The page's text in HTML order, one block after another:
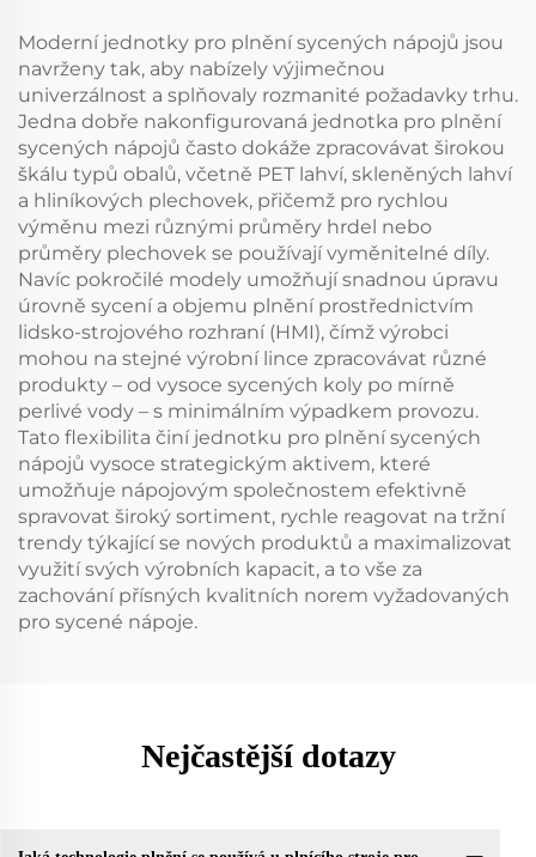
Moderní jednotky pro plnění sycených nápojů jsou
navrženy tak, aby nabízely výjimečnou
univerzálnost a splňovaly rozmanité požadavky trhu.
Jedna dobře nakonfigurovaná jednotka pro plnění
sycených nápojů často dokáže zpracovávat širokou
škálu typů obalů, včetně PET lahví, skleněných lahví
a hliníkových plechovek, přičemž pro rychlou
výměnu mezi různými průměry hrdel nebo
průměry plechovek se používají vyměnitelné díly.
Navíc pokročilé modely umožňují snadnou úpravu
úrovně sycení a objemu plnění prostřednictvím
lidsko-strojového rozhraní (HMI), čímž výrobci
mohou na stejné výrobní lince zpracovávat různé
produkty – od vysoce sycených koly po mírně
perlivé vody – s minimálním výpadkem provozu.
Tato flexibilita činí jednotku pro plnění sycených
nápojů vysoce strategickým aktivem, které
umožňuje nápojovým společnostem efektivně
spravovat široký sortiment, rychle reagovat na tržní
trendy týkající se nových produktů a maximalizovat
využití svých výrobních kapacit, a to vše za
zachování přísných kvalitních norem vyžadovaných
pro sycené nápoje.
Nejčastější dotazy